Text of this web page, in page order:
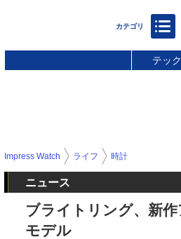
テック
Impress Watch ライフ 時計
ニュース
ブライトリング、新
モデル